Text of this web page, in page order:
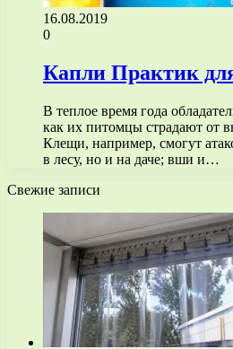
16.08.2019
0
Капли Практик
В теплое время года
как их питомцы страдают от
Клещи, например, смогут
в лесу, но и на даче; вши и…
Свежие записи